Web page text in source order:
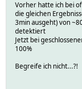
2014.06.12
2014.06.12
2014.06.12
2014.06.12
014.06.12
Vorher hatte ich bei
die gleichen
3min ausgeht) von
detektiert
Jetzt bei
100%
Begreife ich nicht...?!